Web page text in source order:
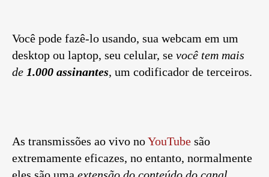
Você pode fazê-lo usando, sua webcam em um
desktop ou laptop, seu celular, se você tem mais
de 1.000 assinantes, um codificador de terceiros.
As transmissões ao vivo noYouTube são
extremamente eficazes, no entanto, normalmente